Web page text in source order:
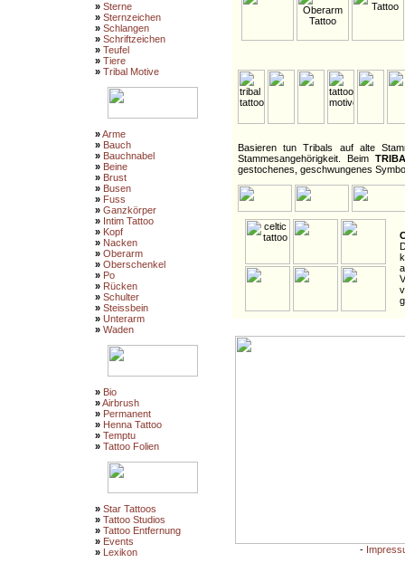
» Sterne
» Sternzeichen
» Schlangen
» Schriftzeichen
» Teufel
» Tiere
» Tribal Motive
» Arme
» Bauch
» Bauchnabel
» Beine
» Brust
» Busen
» Fuss
» Ganzkörper
» Intim Tattoo
» Kopf
» Nacken
» Oberarm
» Oberschenkel
» Po
» Rücken
» Schulter
» Steissbein
» Unterarm
» Waden
» Bio
» Airbrush
» Permanent
» Henna Tattoo
» Temptu
» Tattoo Folien
» Star Tattoos
» Tattoo Studios
» Tattoo Entfernung
» Events
» Lexikon
Basieren tun Tribals auf alte
Stammesangehörigkeit. Beim
gestochenes, geschwungenes
-